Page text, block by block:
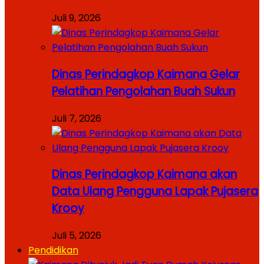
Juli 9, 2026
Dinas Perindagkop Kaimana Gelar
Pelatihan Pengolahan Buah Sukun
Juli 7, 2026
Dinas Perindagkop Kaimana akan
Data Ulang Pengguna Lapak Pujasera
Krooy
Juli 5, 2026
Pendidikan